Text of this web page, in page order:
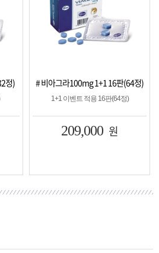
1+1 16판(64정)
트 적용 16판(64정)
# 시알리스20mg
1+1 이벤트 적용 8
149,000